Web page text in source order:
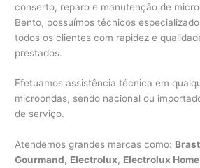
conserto, reparo e manutenção de
Bento, possuímos técnicos
todos os clientes com rapidez e
prestados.
Efetuamos assistência técnica em
microondas, sendo nacional ou
de serviço.
Atendemos grandes marcas como:
Gourmand, Electrolux, Electrolux